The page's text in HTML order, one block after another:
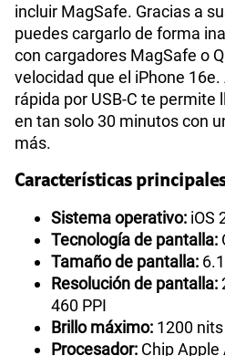
incluir MagSafe. Gracias a
puedes cargarlo de forma
con cargadores MagSafe o
velocidad que el iPhone
rápida por USB-C te permite
en tan solo 30 minutos con
más.
Características
Sistema operativo: iOS
Tecnología de pantalla:
Tamaño de pantalla:
Resolución de pantalla:
460 PPI
Brillo máximo: 1200
Procesador: Chip Apple